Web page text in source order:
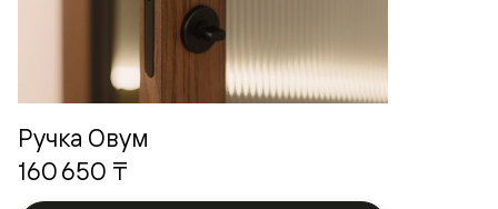
Ручка Овум
160 650 ₸